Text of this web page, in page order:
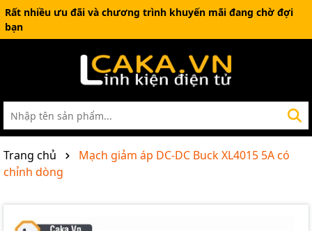
Rất nhiều ưu đãi và chương trình khuyến mãi đang chờ đợi
bạn
Trang chủ
Mạch giảm áp DC-DC Buck XL4015 5A có
chỉnh dòng